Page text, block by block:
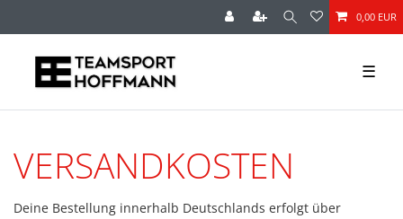
0,00 EUR
☰
VERSANDKOSTEN
Deine Bestellung innerhalb Deutschlands erfolgt über